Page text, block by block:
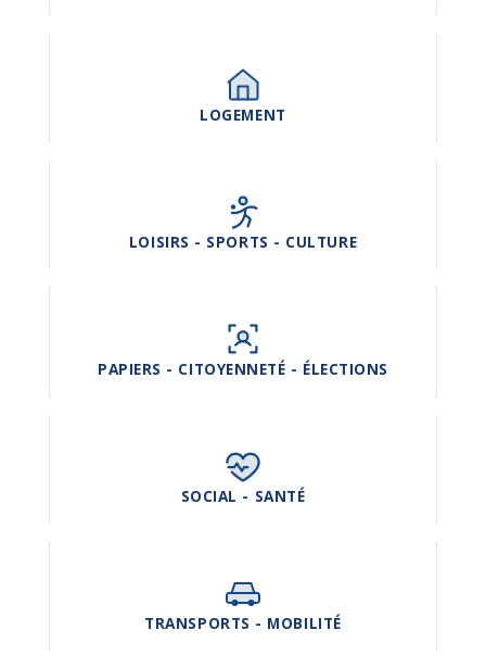
LOGEMENT
LOISIRS - SPORTS - CULTURE
PAPIERS - CITOYENNETÉ - ÉLECTIONS
SOCIAL - SANTÉ
TRANSPORTS - MOBILITÉ